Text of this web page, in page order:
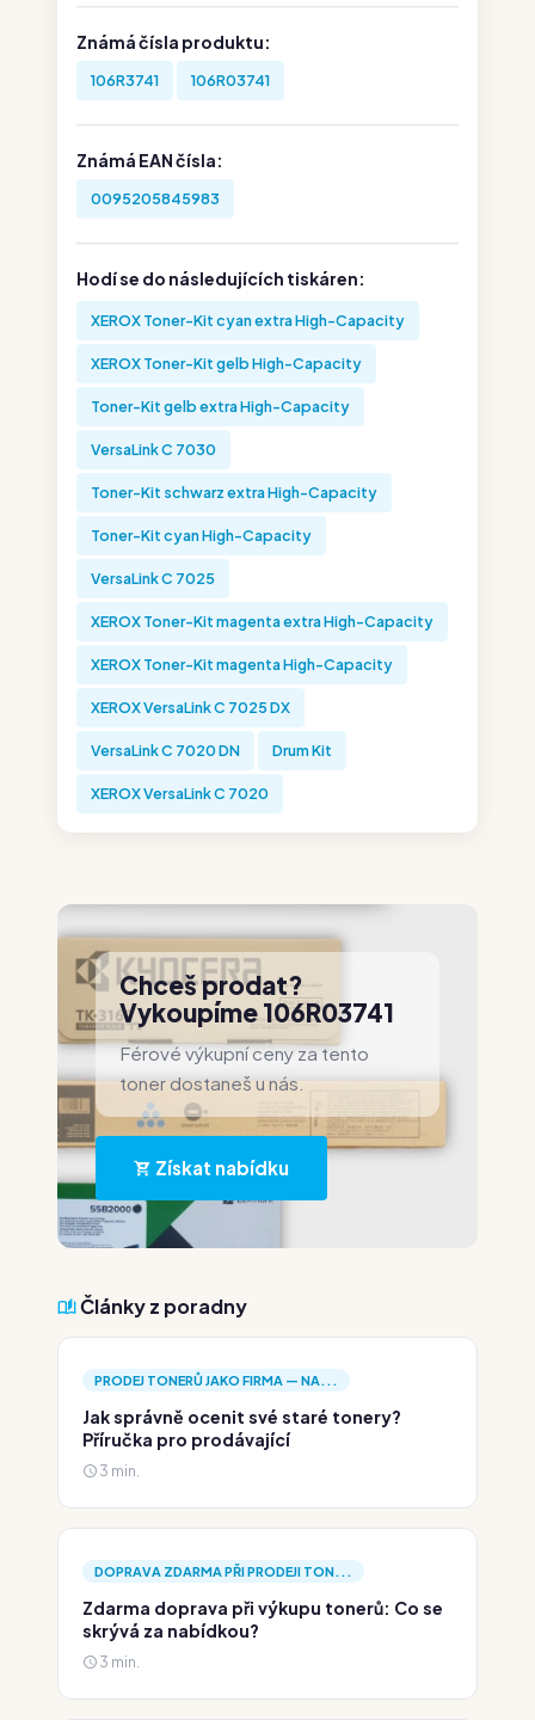
Známá čísla produktu:
106R3741 106R03741
Známá EAN čísla:
0095205845983
Hodí se do následujících tiskáren:
XEROX Toner-Kit cyan extra High-Capacity
XEROX Toner-Kit gelb High-Capacity
Toner-Kit gelb extra High-Capacity
VersaLink C 7030
Toner-Kit schwarz extra High-Capacity
Toner-Kit cyan High-Capacity
VersaLink C 7025
XEROX Toner-Kit magenta extra High-Capacity
XEROX Toner-Kit magenta High-Capacity
XEROX VersaLink C 7025 DX
VersaLink C 7020 DN Drum Kit
XEROX VersaLink C 7020
Chceš prodat?
Vykoupíme 106R03741
Férové výkupní ceny za tento
toner dostaneš u nás.
Získat nabídku
Články z poradny
PRODEJ TONERŮ JAKO FIRMA — NA...
Jak správně ocenit své staré tonery?
Příručka pro prodávající
3 min.
DOPRAVA ZDARMA PŘI PRODEJI TON...
Zdarma doprava při výkupu tonerů: Co se
skrývá za nabídkou?
3 min.